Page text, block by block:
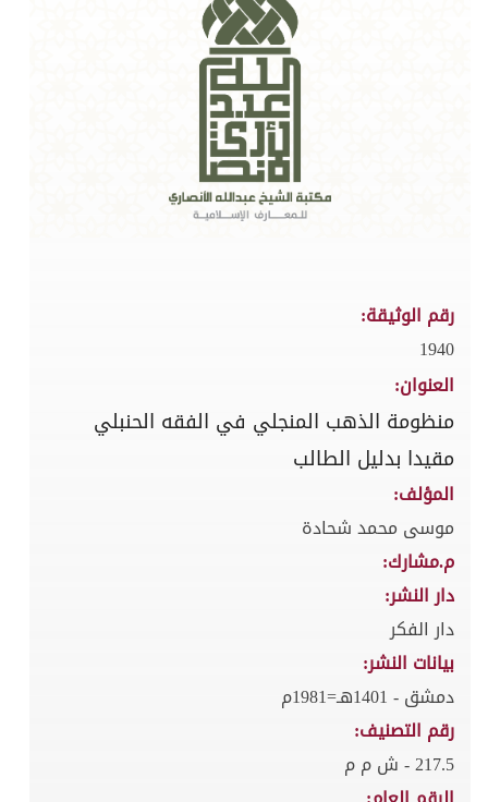
رقم الوثيقة:
1940
العنوان:
منظومة الذهب المنجلي في الفقه الحنبلي
مقيدا بدليل الطالب
المؤلف:
موسى محمد شحادة
م.مشارك:
دار النشر:
دار الفكر
بيانات النشر:
دمشق - 1401هـ=1981م
رقم التصنيف:
217.5 - ش م م